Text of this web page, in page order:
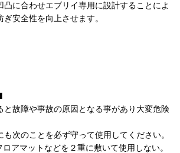
凸に合わせエブリイ専用に設計することによ
安全性を向上させます。
と故障や事故の原因となる事があり大変危険
次のことを必ず守って使用してください。
アマットなどを２重に敷いて使用しない。